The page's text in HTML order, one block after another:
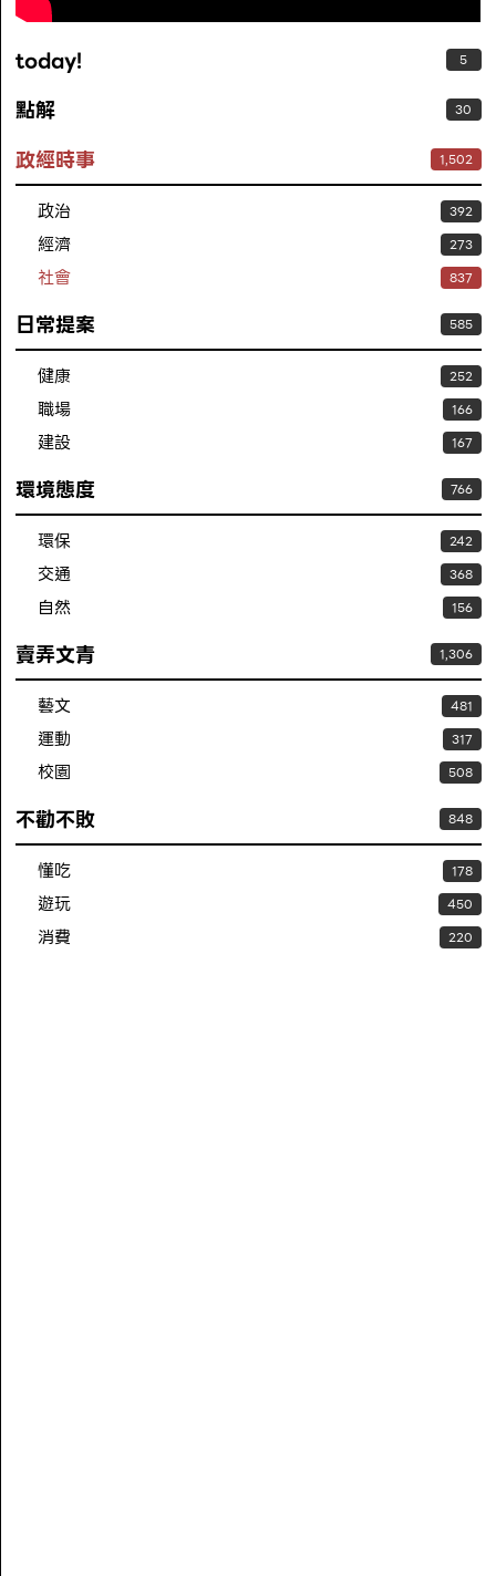
today! 5
點解 30
政經時事 1,502
政治 392
經濟 273
社會 837
日常提案 585
健康 252
職場 166
建設 167
環境態度 766
環保 242
交通 368
自然 156
賣弄文青 1,306
藝文 481
運動 317
校園 508
不勸不敗 848
懂吃 178
遊玩 450
消費 220